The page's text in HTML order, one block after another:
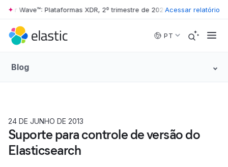
Skip to main content
Wave™: Plataformas XDR, 2º trimestre de 2026 • The Forrester
Acessar relatório
PT
Blog
24 DE JUNHO DE 2013
Suporte para controle de versão do
Elasticsearch